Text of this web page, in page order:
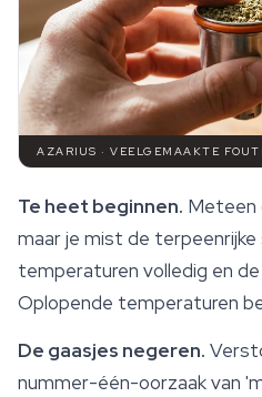
AZARIUS · VEELGEMAAKTE
Te heet beginnen. Meteen
maar je mist de terpeenrijke
temperaturen volledig en
Oplopende temperaturen
De gaasjes negeren.
nummer-één-oorzaak van